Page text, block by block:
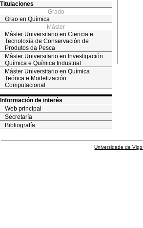
Titulaciones
Grado
Grao en Química
Máster
Máster Universitario en Ciencia e
Tecnoloxía de Conservación de
Produtos da Pesca
Máster Universitario en Investigación
Química e Química Industrial
Máster Universitario en Química
Teórica e Modelización
Computacional
Información de interés
Web principal
Secretaría
Bibliografía
Universidade de Vigo